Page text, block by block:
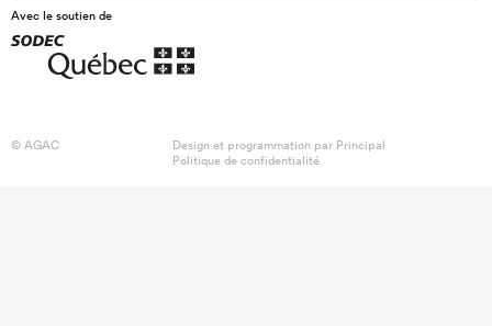
Avec le soutien de
© AGAC Design et programmation par Principal
Politique de confidentialité